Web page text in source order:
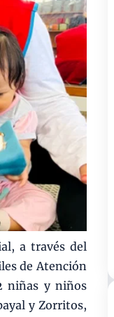
a través del
de Atención
niñas y niños
y Zorritos,